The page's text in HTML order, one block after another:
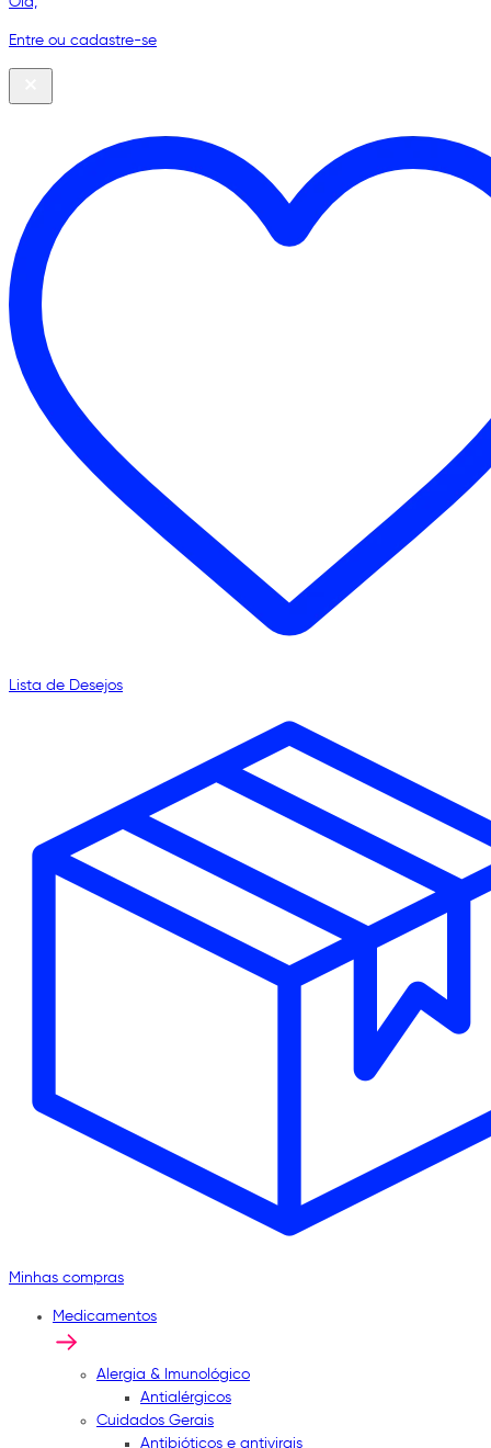
Entre ou cadastre-se
Lista de Desejos
Minhas compras
Medicamentos
Alergia & Imunológico
Antialérgicos
Cuidados Gerais
Antibióticos e antivirais